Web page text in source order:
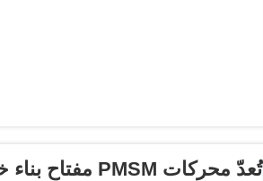
تُعدّ محركات PMSM مفتاح بناء خطوط إنتاج صديقة للبيئة